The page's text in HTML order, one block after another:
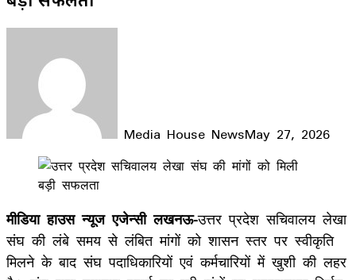
Media House NewsMay 27, 2026
Facebook
LinkedIn
WhatsApp
Telegram
मीडिया हाउस न्यूज एजेन्सी लखनऊ-उत्तर प्रदेश सचिवालय लेखा
संघ की लंबे समय से लंबित मांगों को शासन स्तर पर स्वीकृति
मिलने के बाद संघ पदाधिकारियों एवं कर्मचारियों में खुशी की लहर